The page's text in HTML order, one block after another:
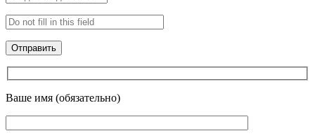
Ваше имя (обязательно)